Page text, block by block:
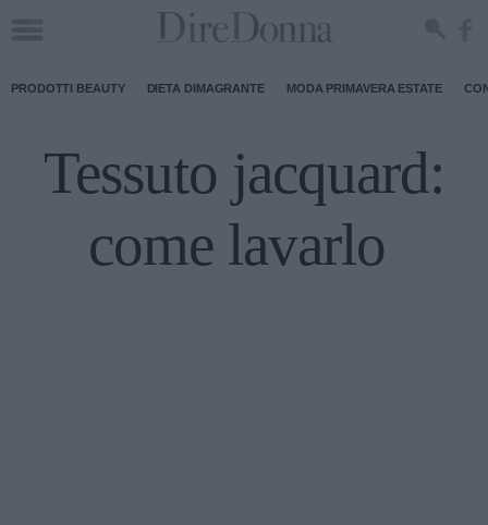
PRODOTTI BEAUTY DIETA DIMAGRANTE MODA PRIMAVERA ESTATE
Tessuto jacquard:
come lavarlo